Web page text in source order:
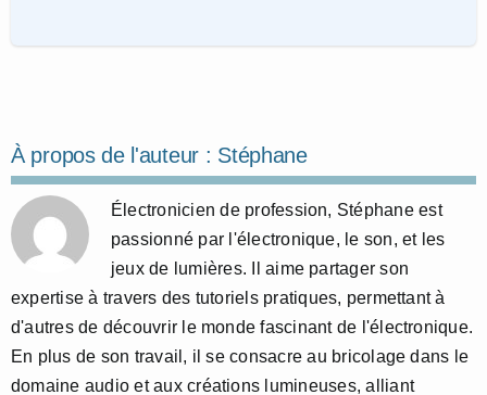
À propos de l'auteur : Stéphane
Électronicien de profession, Stéphane est
passionné par l'électronique, le son, et les
jeux de lumières. Il aime partager son
expertise à travers des tutoriels pratiques, permettant à
d'autres de découvrir le monde fascinant de l'électronique.
En plus de son travail, il se consacre au bricolage dans le
domaine audio et aux créations lumineuses, alliant